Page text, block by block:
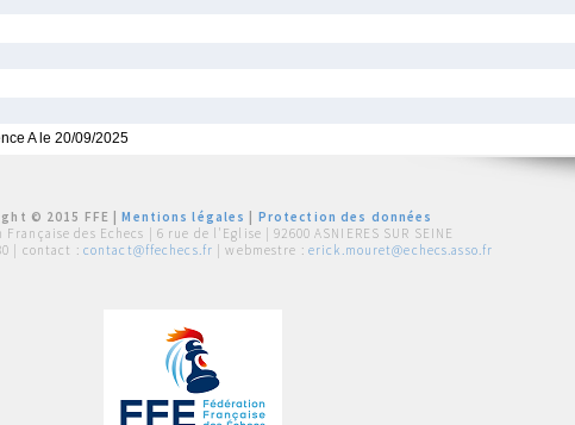
A le 20/09/2025
© 2015 FFE |Mentions légales
Protection des données
Française des Echecs | 6 rue de l'Eglise | 92600 ASNIERES SUR SEINE
| contact : contact@ffechecs.fr | webmestre : erick.mouret@echecs.asso.fr